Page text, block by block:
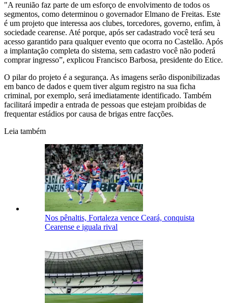
"A reunião faz parte de um esforço de envolvimento de todos os
segmentos, como determinou o governador Elmano de Freitas. Este
é um projeto que interessa aos clubes, torcedores, governo, enfim, à
sociedade cearense. Até porque, após ser cadastrado você terá seu
acesso garantido para qualquer evento que ocorra no Castelão. Após
a implantação completa do sistema, sem cadastro você não poderá
comprar ingresso”, explicou Francisco Barbosa, presidente do Etice.
O pilar do projeto é a segurança. As imagens serão disponibilizadas
em banco de dados e quem tiver algum registro na sua ficha
criminal, por exemplo, será imediatamente identificado. Também
facilitará impedir a entrada de pessoas que estejam proibidas de
frequentar estádios por causa de brigas entre facções.
Leia também
Nos pênaltis, Fortaleza vence Ceará, conquista
Cearense e iguala rival